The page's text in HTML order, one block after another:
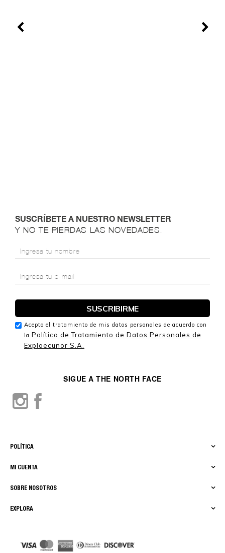
EXPLORA
SOBRE NOSOTROS
MI CUENTA
POLÍTICA
SIGUE A THE NORTH FACE
SUSCRÍBETE A NUESTRO NEWSLETTER
Y NO TE PIERDAS LAS NOVEDADES.
Acepto el tratamiento de mis datos personales de acuerdo con
la Política de Tratamiento de Datos Personales de
Exploecunor S.A.